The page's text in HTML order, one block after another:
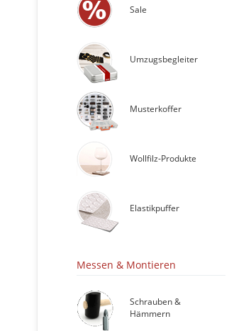
Sale
Umzugsbegleiter
Musterkoffer
Wollfilz-Produkte
Elastikpuffer
Messen & Montieren
Schrauben &
Hämmern